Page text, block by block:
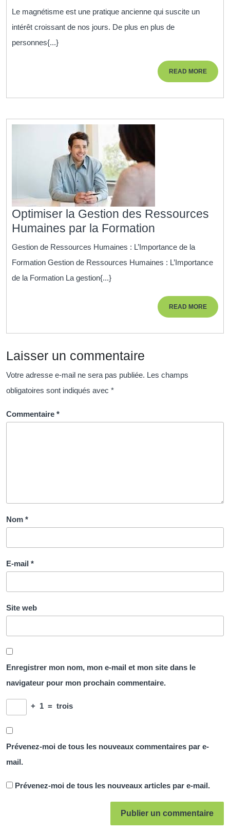
magnétisme
Le magnétisme est une pratique ancienne qui suscite un
intérêt croissant de nos jours. De plus en plus de
personnes{...}
READ MOREREAD
MORE
Optimiser la Gestion des Ressources
Humaines par la Formation
la
Gestion
Humaines
par
Gestion de Ressources Humaines : L’Importance de la
Formation Gestion de Ressources Humaines : L’Importance
de la Formation La gestion{...}
READ MOREREAD
MORE
Laisser un commentaire
Votre adresse e-mail ne sera pas publiée. Les champs
obligatoires sont indiqués avec *
Commentaire *
Nom *
E-mail *
Site web
Enregistrer mon nom, mon e-mail et mon site dans le
navigateur pour mon prochain commentaire.
+ 1 = trois
Prévenez-moi de tous les nouveaux commentaires par e-
mail.
Prévenez-moi de tous les nouveaux articles par e-mail.